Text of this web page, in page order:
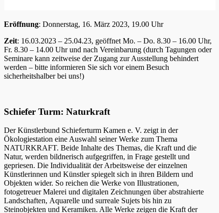
Eröffnung: Donnerstag, 16. März 2023, 19.00 Uhr
Zeit: 16.03.2023 – 25.04.23, geöffnet Mo. – Do. 8.30 – 16.00 Uhr,
Fr. 8.30 – 14.00 Uhr und nach Vereinbarung (durch Tagungen oder
Seminare kann zeitweise der Zugang zur Ausstellung behindert
werden – bitte informieren Sie sich vor einem Besuch
sicherheitshalber bei uns!)
Schiefer Turm: Naturkraft
Der Künstlerbund Schieferturm Kamen e. V. zeigt in der
Ökologiestation eine Auswahl seiner Werke zum Thema
NATURKRAFT. Beide Inhalte des Themas, die Kraft und die
Natur, werden bildnerisch aufgegriffen, in Frage gestellt und
gepriesen. Die Individualität der Arbeitsweise der einzelnen
Künstlerinnen und Künstler spiegelt sich in ihren Bildern und
Objekten wider. So reichen die Werke von Illustrationen,
fotogetreuer Malerei und digitalen Zeichnungen über abstrahierte
Landschaften, Aquarelle und surreale Sujets bis hin zu
Steinobjekten und Keramiken. Alle Werke zeigen die Kraft der